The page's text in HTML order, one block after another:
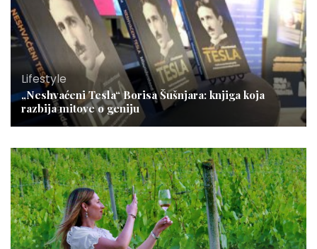
Lifestyle
„Neshvaćeni Tesla“ Borisa Šušnjara: knjiga koja
razbija mitove o geniju